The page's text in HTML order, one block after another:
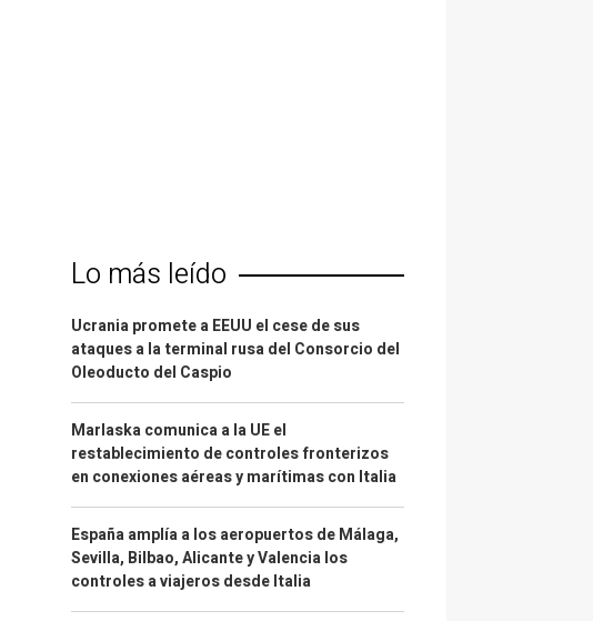
Lo más leído
Ucrania promete a EEUU el cese de sus
ataques a la terminal rusa del Consorcio del
Oleoducto del Caspio
Marlaska comunica a la UE el
restablecimiento de controles fronterizos
en conexiones aéreas y marítimas con Italia
España amplía a los aeropuertos de Málaga,
Sevilla, Bilbao, Alicante y Valencia los
controles a viajeros desde Italia